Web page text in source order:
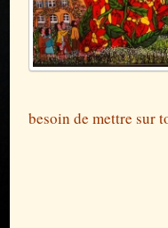
besoin de mettre sur